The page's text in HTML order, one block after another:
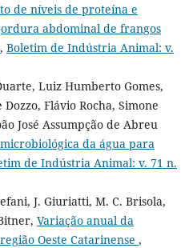
de níveis de proteína e
abdominal de frangos
, Boletim de Indústria Animal: v.
Luiz Humberto Gomes,
Flávio Rocha, Simone
José Assumpção de Abreu
da água para
de Indústria Animal: v. 71 n.
J. Giuriatti, M. C. Brisola,
Variação anual da
Oeste Catarinense ,